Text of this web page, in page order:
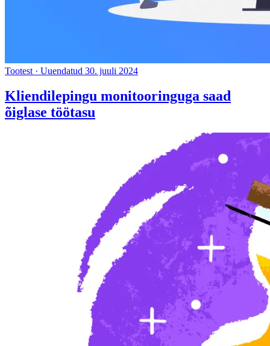
Tootest · Uuendatud 30. juuli 2024
Kliendilepingu monitooringuga saad
õiglase töötasu